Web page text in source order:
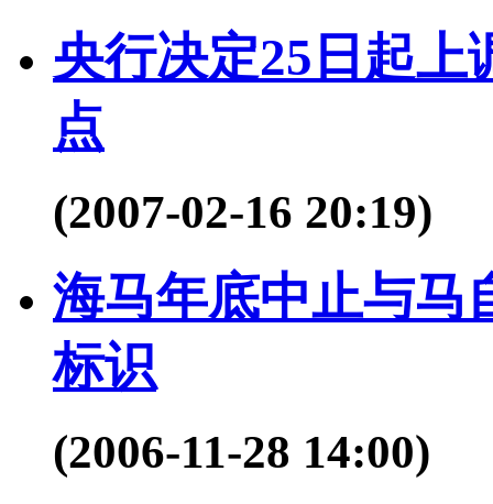
央行决定25日起上
点
(2007-02-16 20:19)
海马年底中止与马
标识
(2006-11-28 14:00)